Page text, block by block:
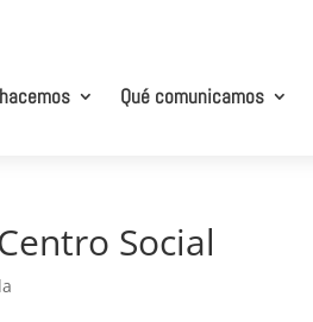
Qué comunicamos
Social